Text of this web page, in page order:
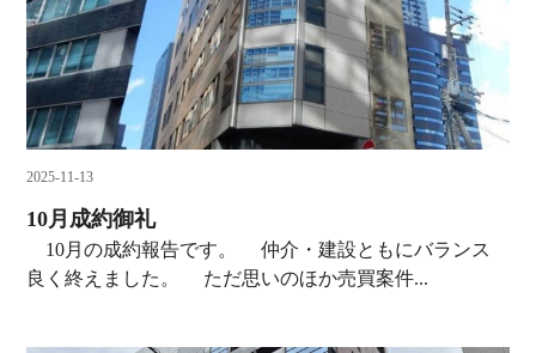
2025-11-13
10月成約御礼
10月の成約報告です。 仲介・建設ともにバランス
良く終えました。 ただ思いのほか売買案件...